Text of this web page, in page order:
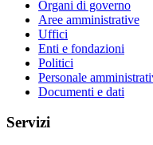
Organi di governo
Aree amministrative
Uffici
Enti e fondazioni
Politici
Personale
Documenti e dati
Servizi